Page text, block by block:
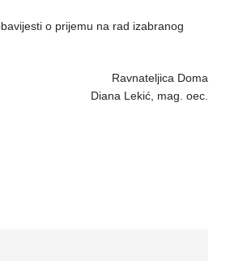
o prijemu na rad izabranog
Ravnateljica Doma
Diana Lekić, mag. oec.